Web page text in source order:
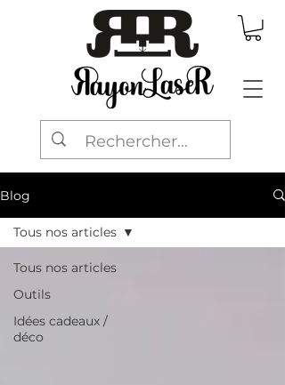
Blog
Tous nos articles
Outils
Idées cadeaux /
déco
Tous nos articles